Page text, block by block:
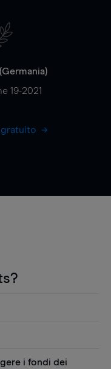
19-2021
i prezzi e
Reuters
i fondi dei